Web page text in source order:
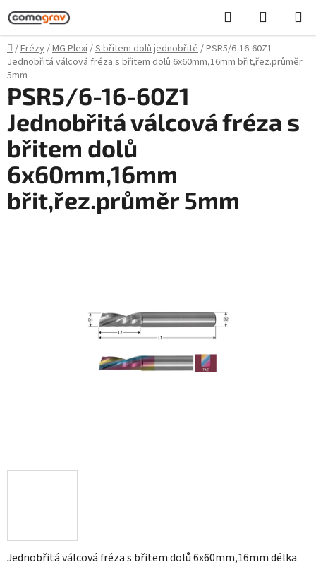
Přejít
na
obsah
Hledat
KOŠÍK
Domů
/Frézy/MG Plexi/S břitem dolů jednobřité/PSR5/6-16-60Z1
Jednobřitá válcová fréza s břitem dolů 6x60mm,16mm břit,řez.průměr
5mm
Jednobřitá válcová fréza s břitem dolů 6x60mm,16mm délka
PSR5/6-16-60Z1
Jednobřitá válcová fréza s
břitem dolů
6x60mm,16mm
břit,řez.průměr 5mm